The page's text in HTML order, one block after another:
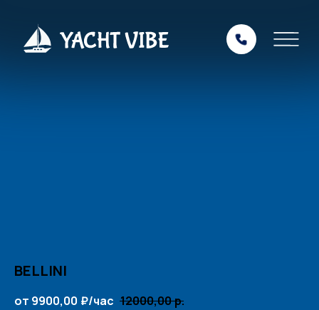
BELLINI
от 9900,00 ₽/час 12000,00р.